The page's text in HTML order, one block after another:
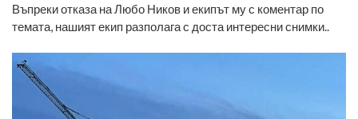
Въпреки отказа на Любо Ников и екипът му с коментар по
темата, нашият екип разполага с доста интересни снимки..